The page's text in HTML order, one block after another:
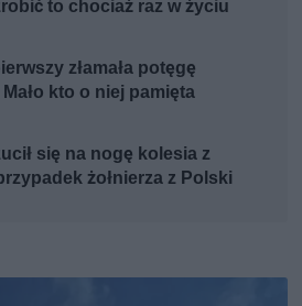
to chociaż raz w życiu
złamała potęgę
kto o niej pamięta
się na nogę kolesia z
żołnierza z Polski